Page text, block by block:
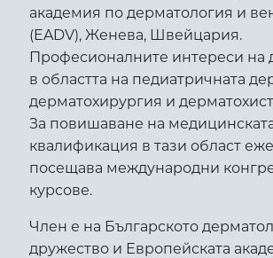
академия по дерматология и
(EADV), Женева, Швейцария.
Професионалните интереси на
в областта на педиатричната
дерматохирургия и
За повишаване на
квалификация в тази област
посещава международни
курсове.
Член е на Българското
дружество и Европейската